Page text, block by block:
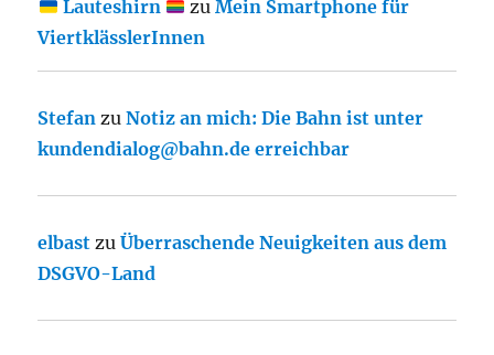
Lauteshirn zu Mein Smartphone für
ViertklässlerInnen
Stefan zuNotiz an mich: Die Bahn ist unter
kundendialog@bahn.de erreichbar
elbast zuÜberraschende Neuigkeiten aus dem
DSGVO-Land